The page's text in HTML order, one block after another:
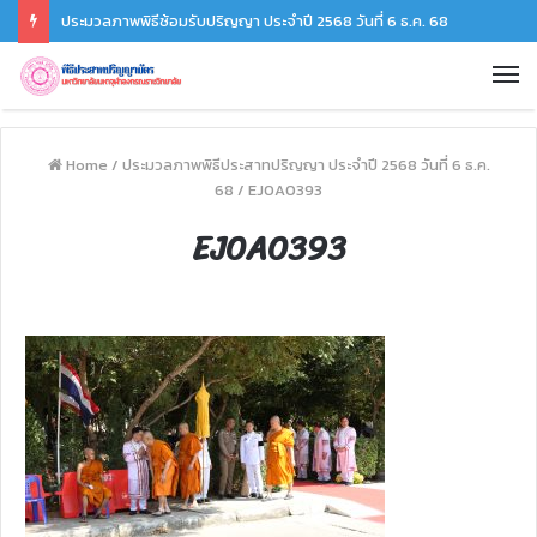
ประมวลภาพพิธีซ้อมรับปริญญา ประจำปี 2568 วันที่ 6 ธ.ค. 68
Home / ประมวลภาพพิธีประสาทปริญญา ประจำปี 2568 วันที่ 6 ธ.ค.
68 / EJ0A0393
EJ0A0393